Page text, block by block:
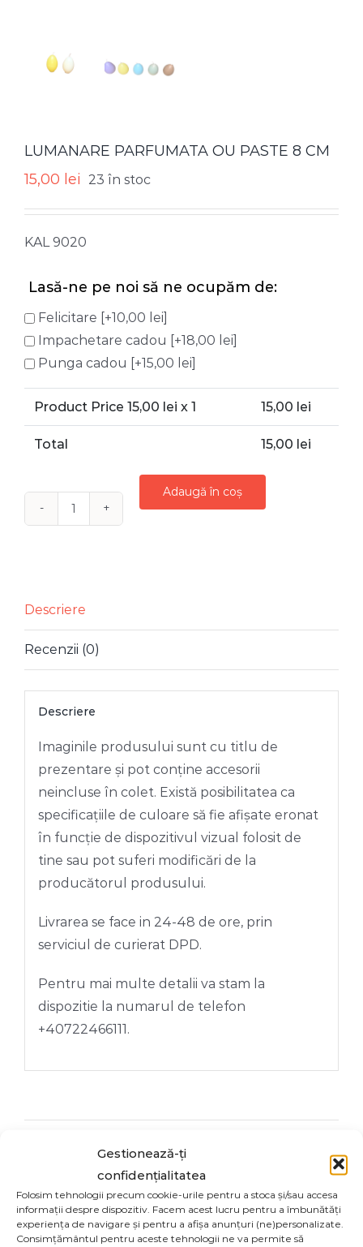
Gestionează-ți
confidențialitatea
Folosim tehnologii precum cookie-urile pentru a stoca și/sau accesa
informații despre dispozitiv. Facem acest lucru pentru a îmbunătăți
experiența de navigare și pentru a afișa anunțuri (ne)personalizate.
Consimțământul pentru aceste tehnologii ne va permite să
LUMANARE PARFUMATA OU PASTE 8 CM
15,00 lei 23 în stoc
KAL 9020
Lasă-ne pe noi să ne ocupăm de:
Felicitare [+10,00 lei]
Impachetare cadou [+18,00 lei]
Punga cadou [+15,00 lei]
Product Price 15,00 lei x 1 15,00 lei
Total 15,00 lei
Cantitate
PASTE
8
CM
Adaugă în coș
Descriere
Recenzii (0)
Descriere
Imaginile produsului sunt cu titlu de
prezentare și pot conține accesorii
neincluse în colet. Există posibilitatea ca
specificațiile de culoare să fie afișate eronat
în funcție de dispozitivul vizual folosit de
tine sau pot suferi modificări de la
producătorul produsului.
Livrarea se face in 24-48 de ore, prin
serviciul de curierat DPD.
Pentru mai multe detalii va stam la
dispozitie la numarul de telefon
+40722466111.
Share On
Facebook
Pin This Product
Email This